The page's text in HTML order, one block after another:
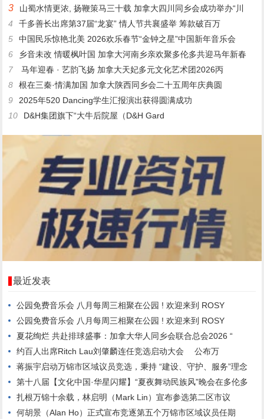
3
山蜀水情更浓, 扬鞭策马三十载 加拿大四川同乡会成功举办“川
4
千多善长出席第37届“龙宴” 情人节共襄盛举 筹款破百万
5
中国民乐惊艳北美 2026欢乐春节“金钟之星”中国新年音乐会
6
乡音未改 情暖枫叶国 加拿大河南乡亲欢聚多伦多共迎马年新春
7
马年迎春 · 艺韵飞扬 加拿大天妃多元文化艺术团2026丙
8
根在三秦·情满加国 加拿大陕西同乡会二十五周年庆典圆
9
2025年520 Dancing学生汇报演出获得圆满成功
10
D&H集团旗下“大牛后院屋（D&H Gard
最近发表
公园免费音乐会 八月每周三相聚在公园 ! 欢迎来到 ROSY
公园免费音乐会 八月每周三相聚在公园 ! 欢迎来到 ROSY
夏花绚烂 共赴排球盛事：加拿大华人同乡会联合总会2026 “
约百人出席Ritch Lau刘肇麟连任竞选启动大会 公布万
蒋振宇启动万锦市区域议员竞选，秉持 “建设、守护、服务”理念
第十八届【文化中国·华星闪耀】“夏夜舞动民族风”晚会在多伦多
扎根万锦十余载，林启明（Mark Lin）宣布参选第二区市议
何胡景（Alan Ho）正式宣布竞逐第五个万锦市区域议员任期